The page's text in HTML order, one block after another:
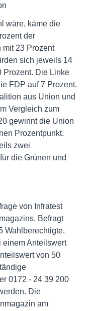
wäre, käme die
der
mit 23 Prozent
sich jeweils 14
Prozent. Die Linke
FDP auf 7 Prozent.
aus Union und
Vergleich zum
gewinnt die Union
Prozentpunkt.
zwei
die Grünen und
von Infratest
Befragt
Wahlberechtigte.
einem Anteilswert
von 50
0172 - 24 39 200
Die
am